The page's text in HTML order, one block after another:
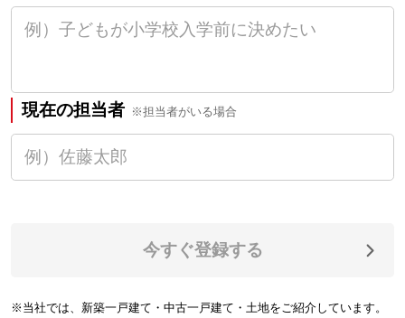
現在の担当者 ※担当者がいる場合
今すぐ登録する
※当社では、新築一戸建て・中古一戸建て・土地をご紹介しています。